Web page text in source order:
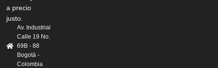
a precio
justo.
Av. Industrial
Calle 19 No.
69B - 88
Bogotá -
Colombia